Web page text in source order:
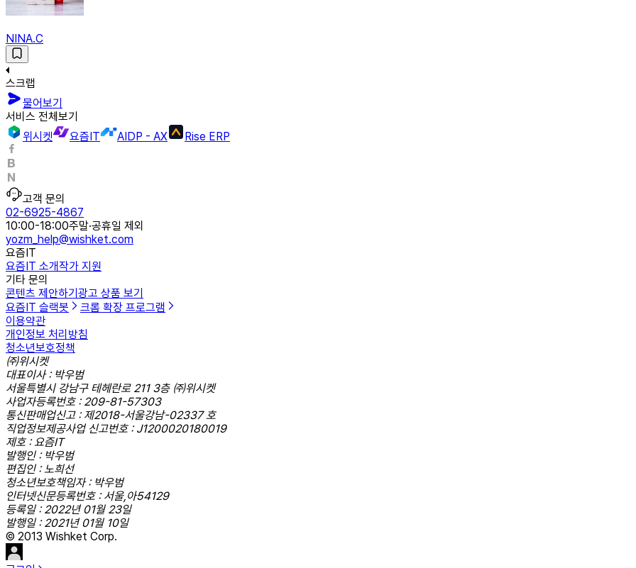
NINA.C
스크랩
물어보기
서비스 전체보기
위시켓
요즘IT AIDP - AX Rise ERP
고객 문의
02-6925-4867
10:00-18:00주말·공휴일 제외
yozm_help@wishket.com
요즘IT
요즘IT 소개작가 지원
기타 문의
콘텐츠 제안하기 광고 상품 보기
요즘IT 슬랙봇
크롬 확장 프로그램
이용약관
개인정보 처리방침
청소년보호정책
㈜위시켓
대표이사 : 박우범
서울특별시 강남구 테헤란로 211 3층 ㈜위시켓
사업자등록번호 : 209-81-57303
통신판매업신고 : 제2018-서울강남-02337 호
직업정보제공사업 신고번호 : J1200020180019
제호 : 요즘IT
발행인 : 박우범
편집인 : 노희선
청소년보호책임자 : 박우범
인터넷신문등록번호 : 서울,아54129
등록일 : 2022년 01월 23일
발행일 : 2021년 01월 10일
© 2013 Wishket Corp.